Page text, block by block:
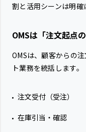
割と活用シーンは明確
OMSは「注文起点
OMSは、顧客からの
ト業務を統括します。
注文受付（受注）
在庫引当・確認